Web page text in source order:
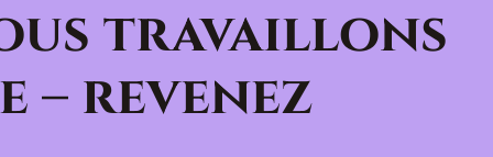
travaillons
– revenez